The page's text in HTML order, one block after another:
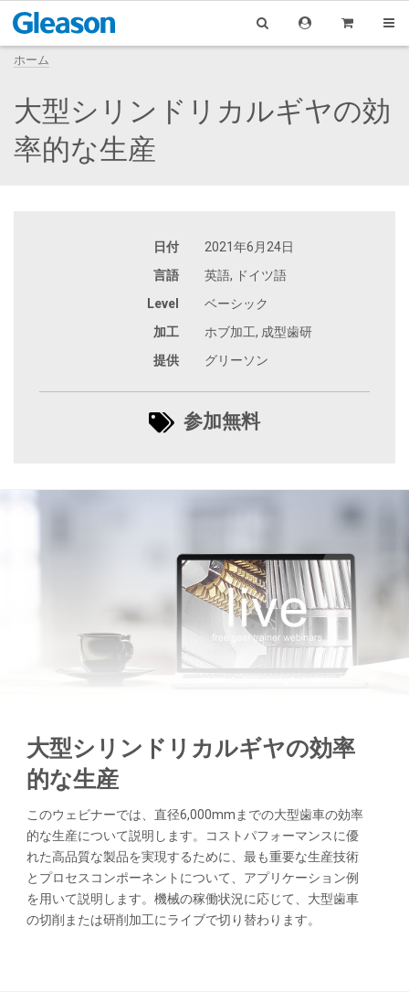
ホーム
大型シリンドリカルギヤの効
率的な生産
日付
2021年6月24日
言語
英語, ドイツ語
Level
ベーシック
加工
ホブ加工, 成型歯研
提供
グリーソン
参加無料
大型シリンドリカルギヤの効率
的な生産
このウェビナーでは、直径6,000mmまでの大型歯車の効率
的な生産について説明します。コストパフォーマンスに優
れた高品質な製品を実現するために、最も重要な生産技術
とプロセスコンポーネントについて、アプリケーション例
を用いて説明します。機械の稼働状況に応じて、大型歯車
の切削または研削加工にライブで切り替わります。